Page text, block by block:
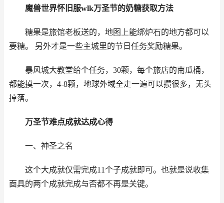
魔兽世界怀旧服wlk万圣节的奶糖获取方法
糖果是旅馆老板送的，地图上能绑炉石的地方都可以
要糖。 另外才是一些主城里的节日任务奖励糖果。
暴风城大教堂给个任务，30颗，每个旅店的南瓜桶，
都能摸一次，4-8颗，地球外域全走一遍可以攒很多，无头
掉落。
万圣节难点成就达成心得
一、神圣之名
这个大成就仅需完成11个子成就即可。也就是说收集
面具的两个成就完成与否都不再是关键。